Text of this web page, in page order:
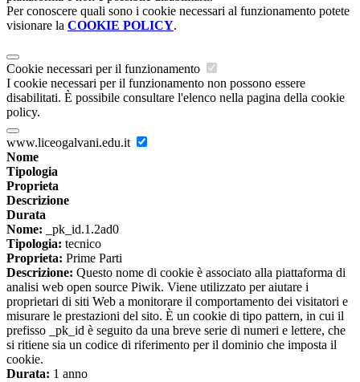
Per conoscere quali sono i cookie necessari al funzionamento potete
visionare la COOKIE POLICY.
Cookie necessari per il funzionamento
I cookie necessari per il funzionamento non possono essere
disabilitati. È possibile consultare l'elenco nella pagina della cookie
policy.
www.liceogalvani.edu.it
Nome
Tipologia
Proprieta
Descrizione
Durata
Nome: _pk_id.1.2ad0
Tipologia: tecnico
Proprieta: Prime Parti
Descrizione: Questo nome di cookie è associato alla piattaforma di
analisi web open source Piwik. Viene utilizzato per aiutare i
proprietari di siti Web a monitorare il comportamento dei visitatori e
misurare le prestazioni del sito. È un cookie di tipo pattern, in cui il
prefisso _pk_id è seguito da una breve serie di numeri e lettere, che
si ritiene sia un codice di riferimento per il dominio che imposta il
cookie.
Durata: 1 anno